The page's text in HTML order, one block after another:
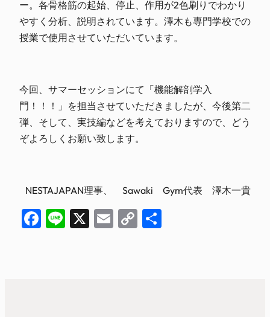
ー。各骨格筋の起始、停止、作用が2色刷りでわかり
やすく分析、説明されています。澤木も専門学校での
授業で使用させていただいています。
今回、サマーセッションにて「機能解剖学入
門！！！」を担当させていただきましたが、今後第二
弾、そして、実技編などを考えておりますので、どう
ぞよろしくお願い致します。
NESTAJAPAN理事、 Sawaki Gym代表 澤木一貴
Facebook
Line
X EmailCopy